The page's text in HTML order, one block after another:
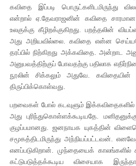
கவிதை இப்படி பொருட்களிடமிருந்து
என்றால் ஏ.தேவராஜனின் கவிதை
உலகுக்கு கீழிறக்குகிறது. பறத்தலின்
அது அறியவில்லை. கவிதை என்ன
தரப்பில் நிற்கிறது அக்கவிதை. அன்றாட
அனுபவத்திற்குப் போவதற்கு பதிலாக
நூலின் சிக்கலும் அதுவே. கவிதையின்
திருப்பிக்கொள்வது.
பறவைகள் போல் கடவுளும் இக்கவிதைகளில்
அது புரிந்துகொள்ளக்கூடியதே.
குழப்பமானது. ஜனநாயக யுகத்தின்
சமூகத்திடமிருந்து அந்நியப்பட்டவன்.
எனப்படுகிறான். முந்தையைக் காலங்களில்
கட்டுபடுத்தக்கூடிய விசையாக